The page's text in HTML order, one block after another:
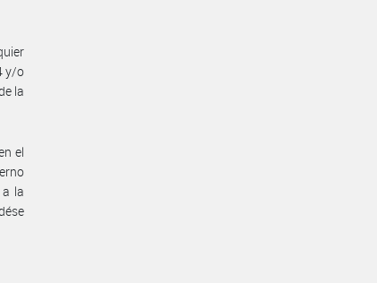
y/o
la
el
la